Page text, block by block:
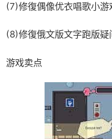
(7)修復偶像优衣唱歌小游
(8)修復俄文版文字跑版疑
游戏卖点